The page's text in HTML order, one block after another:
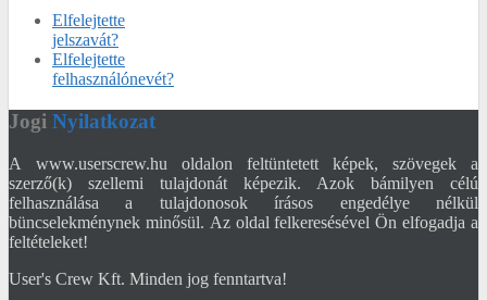
Elfelejtette
jelszavát?
Elfelejtette
felhasználónevét?
Jogi Nyilatkozat
A www.userscrew.hu oldalon feltüntetett képek, szövegek a
szerző(k) szellemi tulajdonát képezik. Azok bámilyen célú
felhasználása a tulajdonosok írásos engedélye nélkül
büncselekménynek minősül. Az oldal felkeresésével Ön elfogadja a
feltételeket!
User's Crew Kft. Minden jog fenntartva!